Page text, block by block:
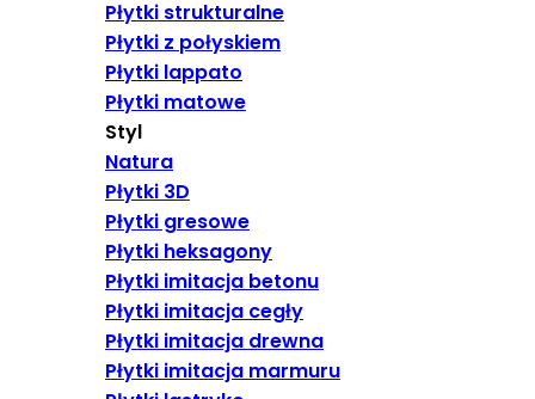
Płytki strukturalne
Płytki z połyskiem
Płytki lappato
Płytki matowe
Styl
Natura
Płytki 3D
Płytki gresowe
Płytki heksagony
Płytki imitacja betonu
Płytki imitacja cegły
Płytki imitacja drewna
Płytki imitacja marmuru